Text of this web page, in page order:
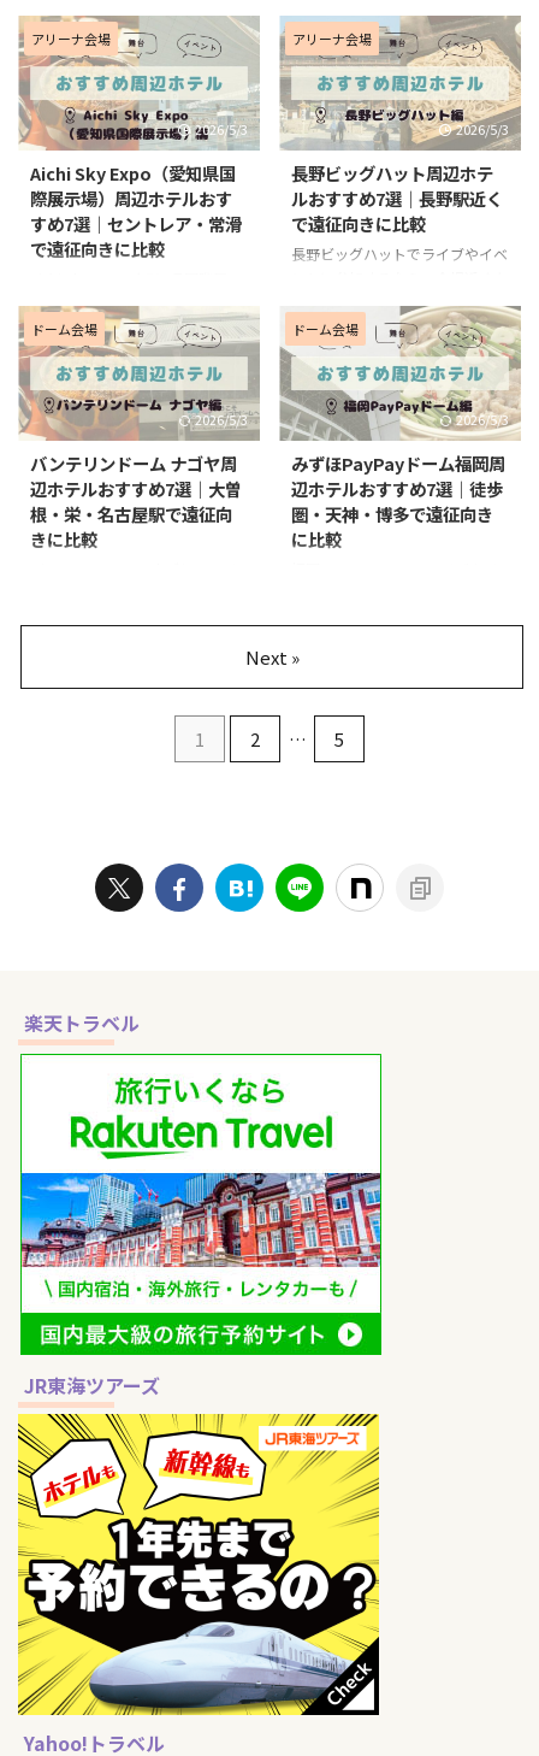
も案内されています。 この記事
では、京王アリーナTOKYO（武
蔵野の森総合スポーツプラザ）へ
アクセスしやすいホテルを「飛田
給周辺」「調布駅周辺」 ...
遠征で使いやすいホテルを「伊勢
市駅周辺」と「鳥羽駅周辺」に分
けて比較しながらご紹介します。
電車遠征で動きやすいホテルを ...
りも熊本市内で泊まって移動する
前提でホテルを選ぶのがおすすめ
です。 グランメッセ熊本は大型
イベント会場ですが、周辺にホテ
ルが密集しているエリアではない
ため、熊本駅周辺や桜町バスター
ミナル周辺を拠点にしたほうが遠
征しやすいです。会場公式でも、
阿蘇くまもと空港から約15分、
熊本市内から約30分の会場とし
て案内されています。 この記事
ーミナル周辺」と「熊本駅周辺」
に分けて比較しながらご紹介しま
やイベントに参加するなら、会場
近くに泊まるか、北谷・ライカム
周辺に泊まるかで遠征のしやすさ
がかなり変わります。 沖縄サン
トリーアリーナは沖縄市にある大
型アリーナで、最寄り駅がないた
め、ホテル選びでは「会場に近い
こと」か「空港から動きやすいこ
と」を重視するのがおすすめで
す。 この記事では、沖縄サント
リーアリーナへアクセスしやすい
リア」「ライカム寄り」に分けて
比較しながらご紹介します。 終
演後の移動をできるだけラクにし
たい方や、飛行機遠征で使いやす
い ...
アリーナ会場
2026/5/3
Aichi Sky Expo（愛知県国
際展示場）周辺ホテルおす
すめ7選｜セントレア・常滑
で遠征向きに比較
場）でライブやイベントに参加す
るなら、会場近くに泊まるか、常
滑駅周辺まで広げて泊まるかで遠
征のしやすさがかなり変わりま
す。 この会場は中部国際空港セ
ントレアに直結しているため、会
場徒歩圏のホテルを選べば、ライ
ブ後の移動をかなりラクにしやす
いのが大きな魅力です。いっぽう
で、空港島内ホテルは日程によっ
て価格が上がりやすいため、予算
アリーナ会場
2026/5/3
長野ビッグハット周辺ホテ
ルおすすめ7選｜長野駅近く
で遠征向きに比較
長野ビッグハットでライブやイベ
りも長野駅周辺でホテルを取るほ
うが遠征しやすいです。 長野ビ
ッグハットは大型ライブ会場です
が、会場周辺にホテルが多いエリ
アではないため、長野駅周辺を拠
点にしてバスやタクシーで向かう
ほうが現実的です。会場公式で
も、長野駅善光寺口・東口からバ
スで向かうアクセスが案内されて
います。 この記事では、長野ビ
ッグハット遠征で使いやすい長野
女 ...
ドーム会場
2026/5/3
バンテリンドーム ナゴヤ周
辺ホテルおすすめ7選｜大曽
根・栄・名古屋駅で遠征向
きに比較
バンテリンドーム ナゴヤは、最
寄りのナゴヤドーム前矢田駅から
徒歩約5分と行きやすい一方で、
会場すぐ近くにホテルが集中して
びやすくなります。 この記事で
は、バンテリンドーム ナゴヤへ
アクセスしやすいホテルを「会場
ドーム会場
2026/5/3
みずほPayPayドーム福岡周
辺ホテルおすすめ7選｜徒歩
圏・天神・博多で遠征向き
に比較
なり変わります。 PayPayドーム
は福岡市内でも人気の大型会場で
すが、会場徒歩圏のホテルは便利
なぶん価格が上がりやすく、日程
によっては早く埋まりやすいのが
辺」「博多周辺」に分けて比較し
ながらご紹介します。 終演後の
移動をできるだけラクにしたい方
1 2 … 5
Next »
楽天トラベル
JR東海ツアーズ
Yahoo!トラベル